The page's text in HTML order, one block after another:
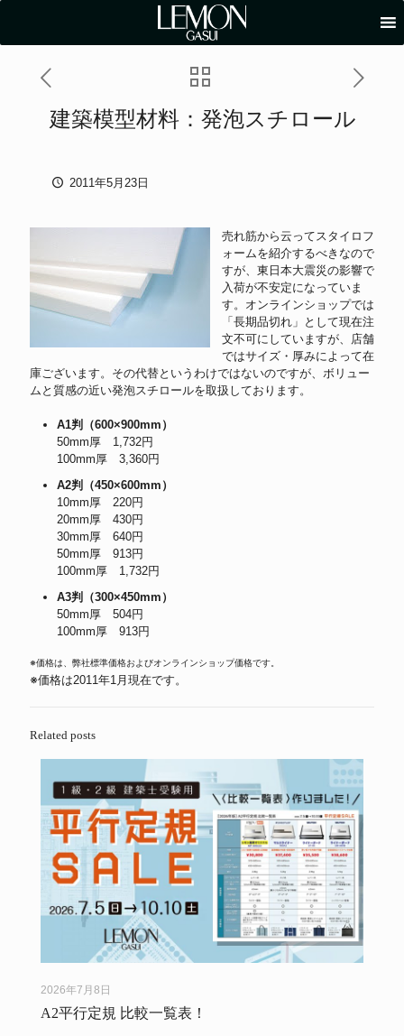
建築模型材料：発泡スチロール
2011年5月23日
売れ筋から云ってスタイロフ
ォームを紹介するべきなので
すが、東日本大震災の影響で
入荷が不安定になっていま
す。オンラインショップでは
「長期品切れ」として現在注
文不可にしていますが、店舗
ではサイズ・厚みによって在
庫ございます。その代替というわけではないのですが、ボリュー
ムと質感の近い発泡スチロールを取扱しております。
A1判（600×900mm）
50mm厚 1,732円
100mm厚 3,360円
A2判（450×600mm）
10mm厚 220円
20mm厚 430円
30mm厚 640円
50mm厚 913円
100mm厚 1,732円
A3判（300×450mm）
50mm厚 504円
100mm厚 913円
※価格は、弊社標準価格およびオンラインショップ価格です。
※価格は2011年1月現在です。
Related posts
2026年7月8日
A2平行定規 比較一覧表！